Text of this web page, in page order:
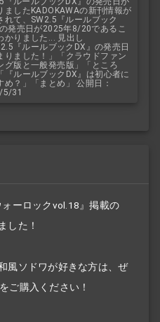
ましたKADOKAWAの新刊情報が
れて、SW2.5『ルールブック
発売日が2025年8/20であるこ
かりました... 見出し
『ルールブックDX』の発売日
りました！」「クラウドファン
グ版と一般発売版」「ところ
『ルールブックDX』は初心者に
め？」「まとめ」 公開日：
5/31
ーロックvol.18』掲載の
した！
風ソドワが好きな方は、ぜ
ご購入ください！